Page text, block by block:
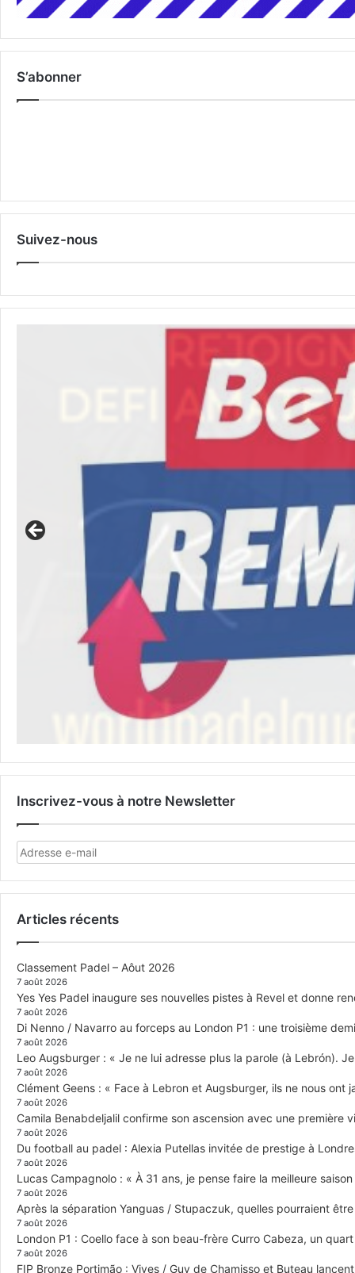
S’abonner
Suivez-nous
Inscrivez-vous à notre Newsletter
Articles récents
Classement Padel – Aôut 2026
7 août 2026
Yes Yes Padel inaugure ses nouvelles pistes à Revel et donne
7 août 2026
Di Nenno / Navarro au forceps au London P1 : une troisième
7 août 2026
Leo Augsburger : « Je ne lui adresse plus la parole (à Lebrón).
7 août 2026
Clément Geens : « Face à Lebron et Augsburger, ils ne nous ont
7 août 2026
Camila Benabdeljalil confirme son ascension avec une première
7 août 2026
Du football au padel : Alexia Putellas invitée de prestige à
7 août 2026
Lucas Campagnolo : « À 31 ans, je pense faire la meilleure
7 août 2026
Après la séparation Yanguas / Stupaczuk, quelles pourraient
7 août 2026
London P1 : Coello face à son beau-frère Curro Cabeza, un
7 août 2026
FIP Bronze Portimão : Vives / Guy de Chamisso et Buteau